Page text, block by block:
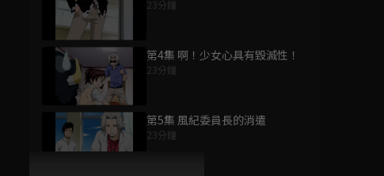
23分鐘
第4集 啊！少女心具有毀滅性！
23分鐘
第5集 風紀委員長的消遣
23分鐘
為您推薦